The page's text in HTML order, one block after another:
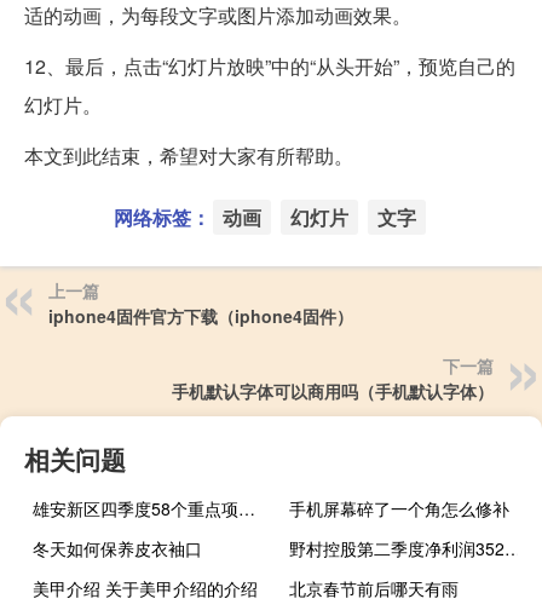
适的动画，为每段文字或图片添加动画效果。
12、最后，点击“幻灯片放映”中的“从头开始”，预览自己的
幻灯片。
本文到此结束，希望对大家有所帮助。
网络标签： 动画 幻灯片 文字
上一篇
iphone4固件官方下载（iphone4固件）
下一篇
手机默认字体可以商用吗（手机默认字体）
相关问题
雄安新区四季度58个重点项目集中开工
手机屏幕碎了一个角怎么修补
冬天如何保养皮衣袖口
野村控股第二季度净利润352.3亿日元上年同期167.7亿日元
美甲介绍 关于美甲介绍的介绍
北京春节前后哪天有雨